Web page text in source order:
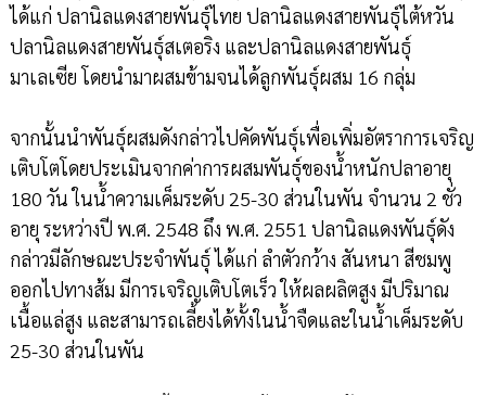
ได้แก่ ปลานิลแดงสายพันธุ์ไทย ปลานิลแดงสายพันธุ์ไต้หวัน
ปลานิลแดงสายพันธุ์สเตอริง และปลานิลแดงสายพันธุ์
มาเลเซีย โดยนำมาผสมข้ามจนได้ลูกพันธุ์ผสม 16 กลุ่ม
จากนั้นนำพันธุ์ผสมดังกล่าวไปคัดพันธุ์เพื่อเพิ่มอัตราการเจริญ
เติบโตโดยประเมินจากค่าการผสมพันธุ์ของน้ำหนักปลาอายุ
180 วัน ในน้ำความเค็มระดับ 25-30 ส่วนในพัน จำนวน 2 ชั่ว
อายุ ระหว่างปี พ.ศ. 2548 ถึง พ.ศ. 2551 ปลานิลแดงพันธุ์ดัง
กล่าวมีลักษณะประจำพันธุ์ ได้แก่ ลำตัวกว้าง สันหนา สีชมพู
ออกไปทางส้ม มีการเจริญเติบโตเร็ว ให้ผลผลิตสูง มีปริมาณ
เนื้อแล่สูง และสามารถเลี้ยงได้ทั้งในน้ำจืดและในน้ำเค็มระดับ
25-30 ส่วนในพัน